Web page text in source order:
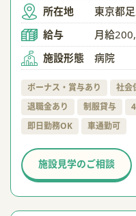
所在地
東京都
給与
月給
施設形態
病院
ボーナス・賞与あり 社会
退職金あり
制服貸与
即日勤務OK
車通勤可
施設見学のご相談